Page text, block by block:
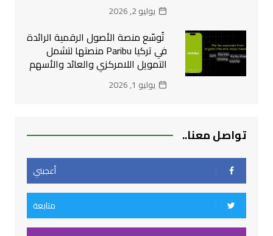
يوليو 2, 2026
تُوسّع منصة الأصول الرقمية الرائدة
في تركيا Paribu منصتها لتشمل
التمويل اللامركزي والعائد والأسهم
يوليو 1, 2026
تواصل معنا..
أعجبني
متابعة